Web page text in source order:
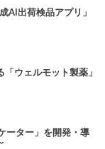
AI出荷検品アプリ」
ウェルモット製薬」
ーター」を開発・導